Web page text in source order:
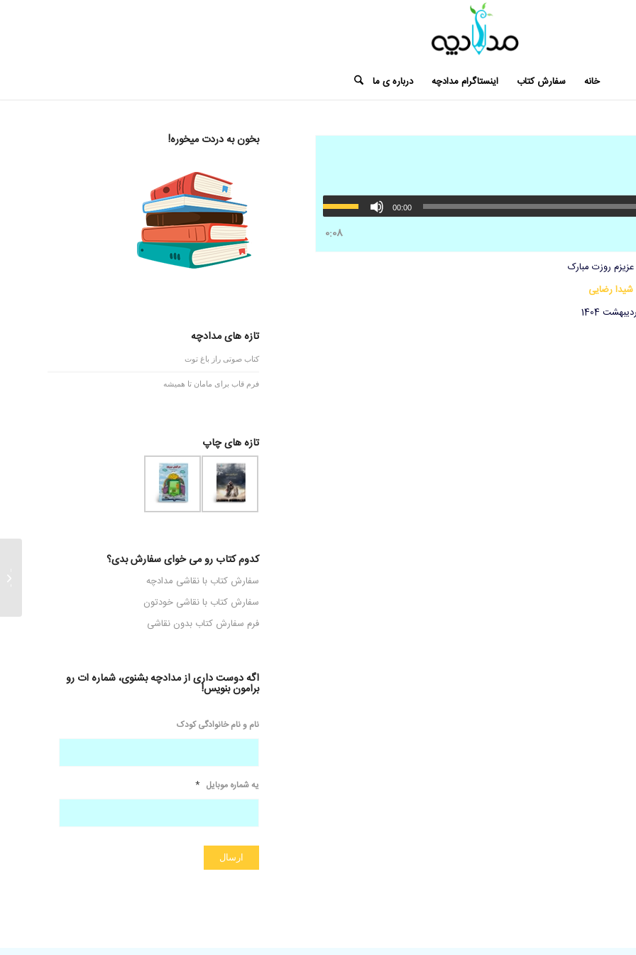
خانه سفارش کتاب اینستاگرام مدادچه درباره ی ما
00:00
0:08
روزت مبارک
شیدا رضایی
1404
بخون به دردت میخوره!
تازه های مدادچه
کتاب صوتی راز باغ توت
فرم قاب برای مامان تا همیشه
تازه های چاپ
کدوم کتاب رو می خوای سفارش بدی؟
سفارش کتاب با نقاشی مدادچه
سفارش کتاب با نقاشی خودتون
فرم سفارش کتاب بدون نقاشی
اگه دوست داری از مدادچه بشنوی، شماره ات رو
برامون بنویس!
نام و نام خانوادگی کودک
یه شماره موبایل *
کاظمی-